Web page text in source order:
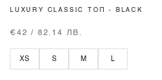
LUXURY CLASSIC ТОП - BLACK
€42 / 82.14 ЛВ.
XS S M